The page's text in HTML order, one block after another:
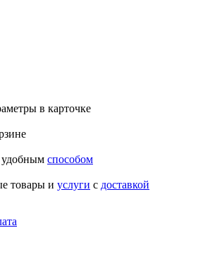
в карточке
удобным способом
товары и услуги с доставкой